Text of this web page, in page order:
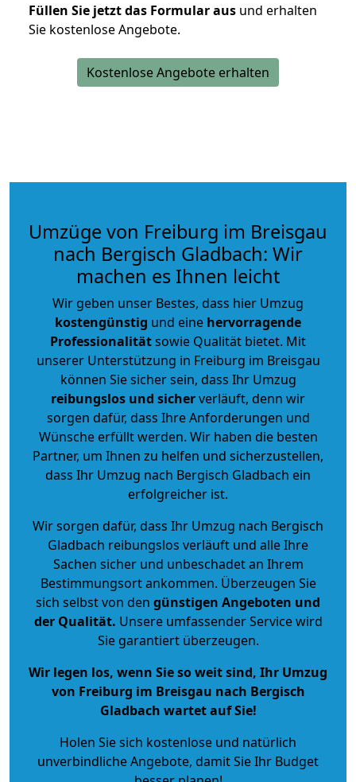
Füllen Sie jetzt das Formular aus und erhalten
Sie kostenlose Angebote.
Kostenlose Angebote erhalten
Umzüge von Freiburg im Breisgau
nach Bergisch Gladbach: Wir
machen es Ihnen leicht
Wir geben unser Bestes, dass hier Umzug
kostengünstig und eine hervorragende
Professionalitätsowie Qualität bietet. Mit
unserer Unterstützung in Freiburg im Breisgau
können Sie sicher sein, dass Ihr Umzug
reibungslos und sicherverläuft, denn wir
sorgen dafür, dass Ihre Anforderungen und
Wünsche erfüllt werden. Wir haben die besten
Partner, um Ihnen zu helfen und sicherzustellen,
dass Ihr Umzug nach Bergisch Gladbach ein
erfolgreicher ist.
Wir sorgen dafür, dass Ihr Umzug nach Bergisch
Gladbach reibungslos verläuft und alle Ihre
Sachen sicher und unbeschadet an Ihrem
Bestimmungsort ankommen. Überzeugen Sie
sich selbst von den günstigen Angeboten und
der Qualität. Unsere umfassender Service wird
Sie garantiert überzeugen.
Wir legen los, wenn Sie so weit sind, Ihr Umzug
von Freiburg im Breisgau nach Bergisch
Gladbach wartet auf Sie!
Holen Sie sich kostenlose und natürlich
unverbindliche Angebote, damit Sie Ihr Budget